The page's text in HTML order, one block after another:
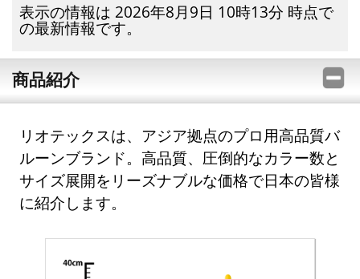
表示の情報は 2026年8月9日 10時13分 時点で
の最新情報です。
商品紹介
リオテックスは、アジア拠点のプロ用高品質バ
ルーンブランド。高品質、圧倒的なカラー数と
サイズ展開をリーズナブルな価格で日本の皆様
に紹介します。